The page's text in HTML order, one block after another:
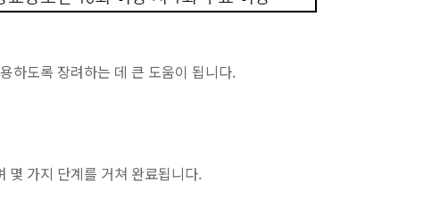
하도록 장려하는 데 큰 도움이 됩니다.
몇 가지 단계를 거쳐 완료됩니다.